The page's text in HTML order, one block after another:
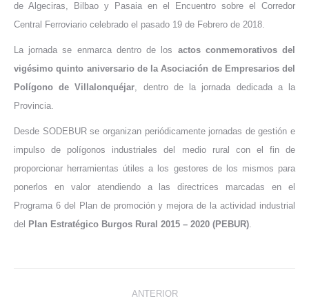
de Algeciras, Bilbao y Pasaia en el Encuentro sobre el Corredor
Central Ferroviario celebrado el pasado 19 de Febrero de 2018.
La jornada se enmarca dentro de los actos conmemorativos del
vigésimo quinto aniversario de la Asociación de Empresarios del
Polígono de Villalonquéjar, dentro de la jornada dedicada a la
Provincia.
Desde SODEBUR se organizan periódicamente jornadas de gestión e
impulso de polígonos industriales del medio rural con el fin de
proporcionar herramientas útiles a los gestores de los mismos para
ponerlos en valor atendiendo a las directrices marcadas en el
Programa 6 del Plan de promoción y mejora de la actividad industrial
del Plan Estratégico Burgos Rural 2015 – 2020 (PEBUR).
ANTERIOR